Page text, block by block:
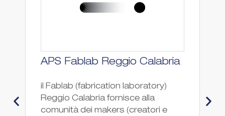
APS Fablab Reggio Calabria
il Fablab (fabrication laboratory)
Reggio Calabria fornisce alla
comunità dei makers (creatori e